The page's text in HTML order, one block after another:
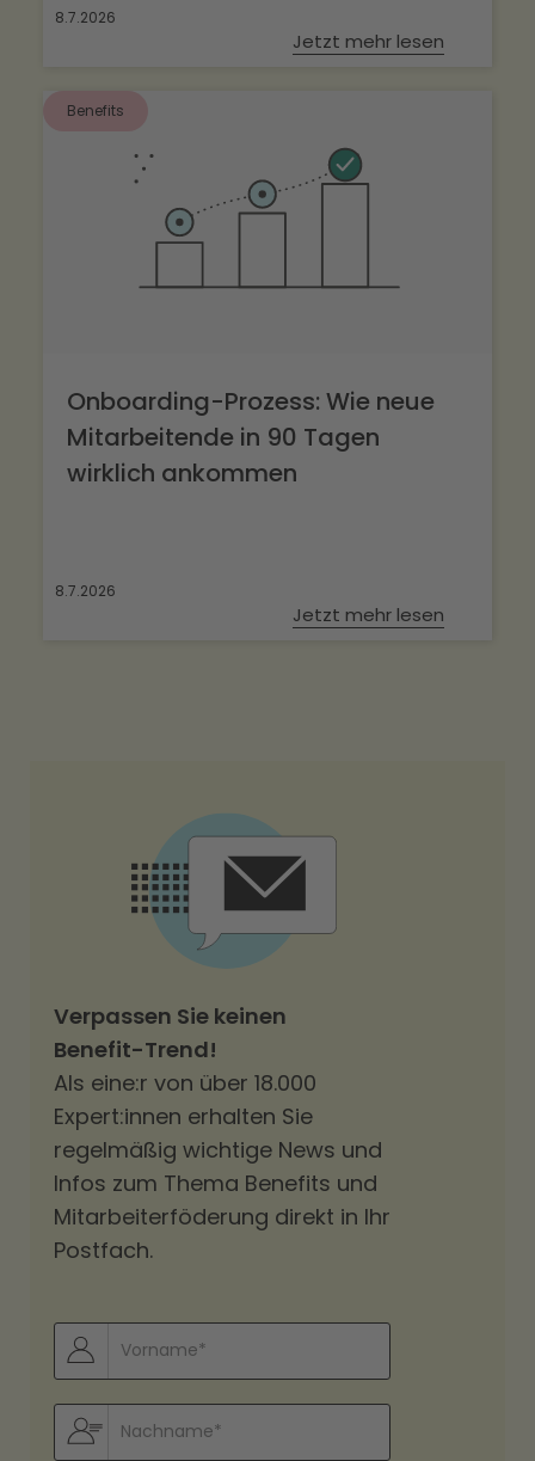
8.7.2026
Jetzt mehr lesen
Benefits
Onboarding-Prozess: Wie neue
Mitarbeitende in 90 Tagen
wirklich ankommen
8.7.2026
Jetzt mehr lesen
Verpassen Sie keinen
Benefit-Trend!
Als eine:r von über 18.000
Expert:innen erhalten Sie
regelmäßig wichtige News und
Infos zum Thema Benefits und
Mitarbeiterföderung direkt in Ihr
Postfach.